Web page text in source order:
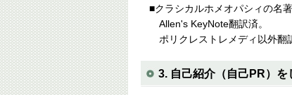
■クラシカルホメオパシィの名
Allen's KeyNote翻訳済。
ポリクレストレメディ以外翻
3. 自己紹介（自己PR）を